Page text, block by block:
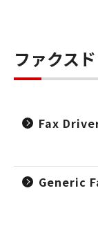
ファクス
Fax
Generic